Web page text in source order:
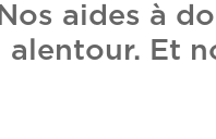
Nos aides à
alentour. Et